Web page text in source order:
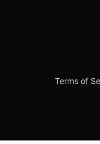
Terms of